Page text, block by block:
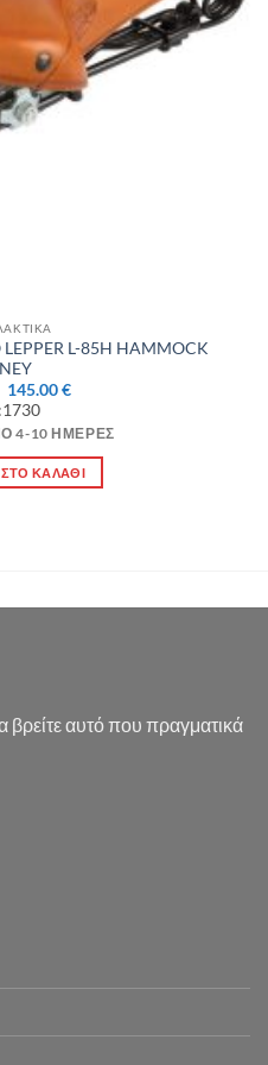
L-85H HAMMOCK
Original
price
was:
150.00 €.
145.00€Η
είναι:
4-10 ΗΜΈΡΕΣ
ΚΑΛΆΘΙ
αυτό που πραγματικά